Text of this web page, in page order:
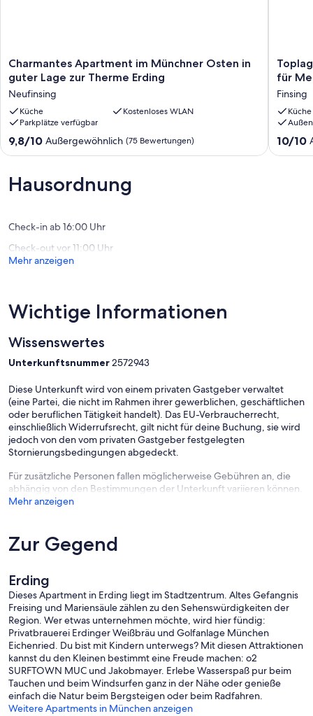
Charmantes
Apartment
im
Münchner
Osten
in
guter
Lage
Therme
Erding
Charmantes Apartment im Münchner Osten in
guter Lage zur Therme Erding
Neufinsing
Küche
Kostenloses WLAN
Parkplätze verfügbar
9.8
von
Außergewöhnlich,
(75
9,8/10 Außergewöhnlich (75 Bewertungen)
Toplage
und
Erding,
ideal
für
Messe
für
Finsing
Küche
10.0
von
10/10
Hausordnung
Check-in ab 16:00 Uhr
Check-out vor 11:00 Uhr
Mehr anzeigen
Wichtige Informationen
Wissenswertes
Unterkunftsnummer2572943
Diese Unterkunft wird von einem privaten Gastgeber verwaltet
(eine Partei, die nicht im Rahmen ihrer gewerblichen, geschäftlichen
oder beruflichen Tätigkeit handelt). Das EU-Verbraucherrecht,
einschließlich Widerrufsrecht, gilt nicht für deine Buchung, sie wird
jedoch von den vom privaten Gastgeber festgelegten
Stornierungsbedingungen abgedeckt.
Für zusätzliche Personen fallen möglicherweise Gebühren an, die
abhängig von den Bestimmungen der Unterkunft variieren können.
Mehr anzeigen
Zur Gegend
Erding
Dieses Apartment in Erding liegt im Stadtzentrum. Altes Gefangnis
Freising und Mariensäule zählen zu den Sehenswürdigkeiten der
Region. Wer etwas unternehmen möchte, wird hier fündig:
Privatbrauerei Erdinger Weißbräu und Golfanlage München
Eichenried. Du bist mit Kindern unterwegs? Mit diesen Attraktionen
kannst du den Kleinen bestimmt eine Freude machen: o2
SURFTOWN MUC und Jakobmayer. Erlebe Wasserspaß pur beim
Tauchen und beim Windsurfen ganz in der Nähe oder genieße
einfach die Natur beim Bergsteigen oder beim Radfahren.
Weitere Apartments in München anzeigen